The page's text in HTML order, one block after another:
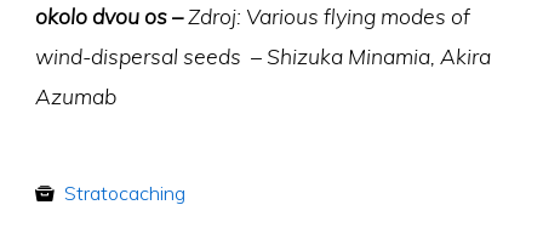
okolo dvou os –Zdroj: Various flying modes of
wind-dispersal seeds – Shizuka Minamia, Akira
Azumab
Stratocaching